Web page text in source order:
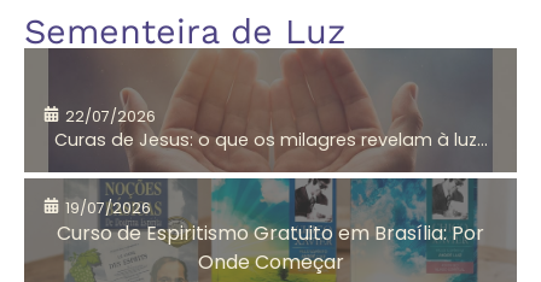
Amor
segundo
Aniversário do
CEMA
Antigo
Testamento
Sementeira de Luz
22/07/2026
Curas de Jesus: o que os milagres revelam à luz...
19/07/2026
Curso de Espiritismo Gratuito em Brasília: Por
Onde Começar